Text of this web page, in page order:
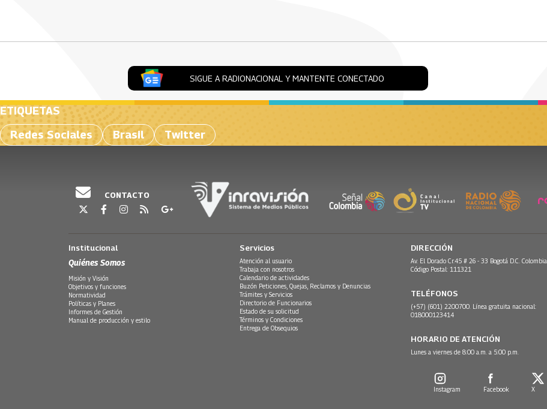
SIGUE A RADIONACIONAL Y MANTENTE CONECTADO
ETIQUETAS
Redes Sociales
Brasil Twitter
CONTACTO
Institucional
Quiénes Somos
Misión y Visión
Objetivos y funciones
Normatividad
Políticas y Planes
Informes de Gestión
Manual de producción y estilo
Servicios
Atención al usuario
Trabaja con nosotros
Calendario de actividades
Buzón Peticiones, Quejas, Reclamos y Denuncias
Trámites y Servicios
Directorio de Funcionarios
Estado de su solicitud
Términos y Condiciones
Entrega de Obsequios
DIRECCIÓN
Av. El Dorado Cr.45 # 26 - 33 Bogotá D.C. Colombia.
Código Postal: 111321
TELÉFONOS
(+57) (601) 2200700. Línea gratuita nacional:
018000123414
HORARIO DE ATENCIÓN
Lunes a viernes de 8:00 a.m. a 5:00 p.m.
Instagram Facebook X